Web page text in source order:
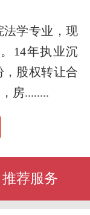
法学专业，现
14年执业沉
股权转让合
房........
推荐服务